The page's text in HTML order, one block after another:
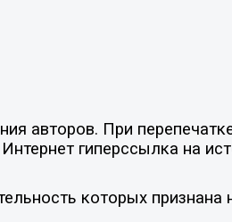
авторов. При
гиперссылка на
которых признана